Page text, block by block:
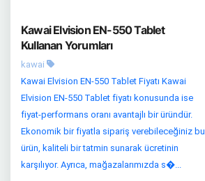
Kawai Elvision EN-550 Tablet
Kullanan Yorumları
kawai
Kawai Elvision EN-550 Tablet Fiyatı Kawai
Elvision EN-550 Tablet fiyatı konusunda ise
fiyat-performans oranı avantajlı bir üründür.
Ekonomik bir fiyatla sipariş verebileceğiniz bu
ürün, kaliteli bir tatmin sunarak ücretinin
karşılıyor. Ayrıca, mağazalarımızda s�...